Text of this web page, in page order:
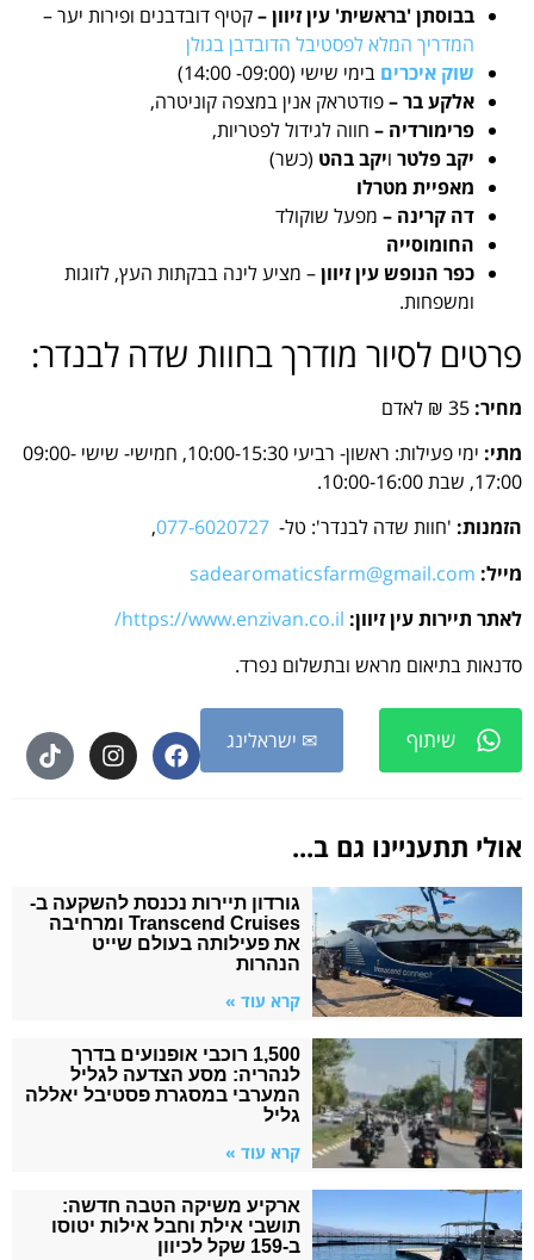
בבוסתן 'בראשית' עין זיוון –קטיף דובדבנים ופירות יער –
המדריך המלא לפסטיבל הדובדבן בגולן
שוק איכרים בימי שישי (09:00- 14:00)
אלקע בר –פודטראק אנין במצפה קוניטרה,
פרימורדיה – חווה לגידול לפטריות,
יקב פלטר ויקב בהט (כשר)
מאפיית מטרלו
דה קרינה – מפעל שוקולד
החומוסייה
כפר הנופש עין זיוון– מציע לינה בבקתות העץ, לזוגות
ומשפחות.
פרטים לסיור מודרך בחוות שדה לבנדר:
מחיר: 35 ₪ לאדם
מתי:
ימי פעילות: ראשון- רביעי 10:00-15:30, חמישי- שישי 09:00-
17:00, שבת 10:00-16:00.
הזמנות: 'חוות שדה לבנדר': טל-
,
מייל: sadearomaticsfarm@gmail.com
לאתר תיירות עין זיוון: https://www.enzivan.co.il/
סדנאות בתיאום מראש ובתשלום נפרד.
שיתוף ✉ ישראלינג
אולי תתעניינו גם ב...
גורדון תיירות נכנסת להשקעה ב-
Transcend Cruises ומרחיבה
את פעילותה בעולם שייט
הנהרות
קרא עוד »
1,500 רוכבי אופנועים בדרך
לנהריה: מסע הצדעה לגליל
המערבי במסגרת פסטיבל יאללה
גליל
קרא עוד »
ארקיע משיקה הטבה חדשה:
תושבי אילת וחבל אילות יטוסו
ב-159 שקל לכיוון